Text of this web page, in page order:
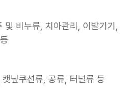
비누류, 치아관리, 이발기기,
닢쿠션류, 공류, 터널류 등